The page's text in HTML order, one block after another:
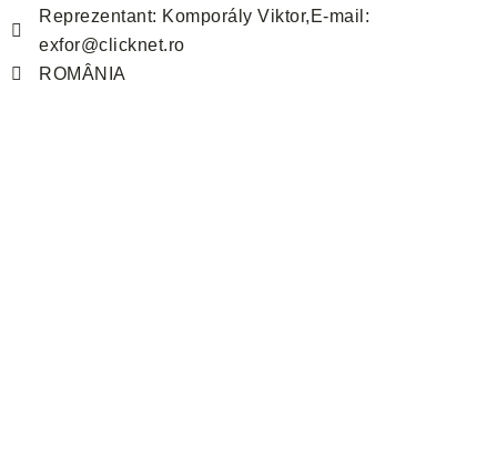
Reprezentant: Komporály Viktor,E-mail:
exfor@clicknet.ro
ROMÂNIA